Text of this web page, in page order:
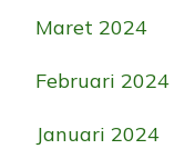
Maret 2024
Februari 2024
Januari 2024